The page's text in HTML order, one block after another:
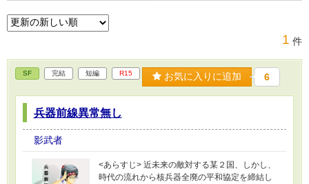
1 件
SF 完結 短編 R15 お気に入りに追加 6
兵器前線異常無し
影武者
<あらすじ> 近未来の敵対する某２国、しかし、
時代の流れから核兵器全廃の平和協定を締結し